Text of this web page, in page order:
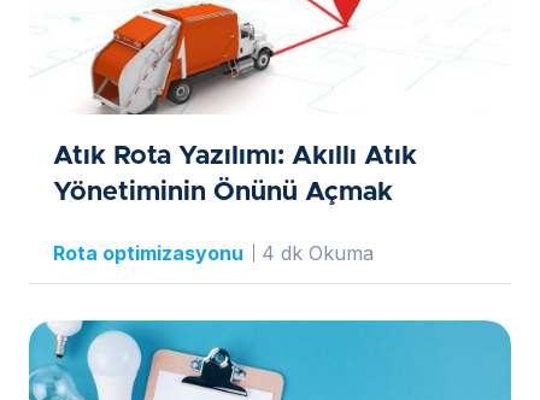
Atık Rota Yazılımı: Akıllı Atık
Yönetiminin Önünü Açmak
Rota optimizasyonu 4 dk Okuma